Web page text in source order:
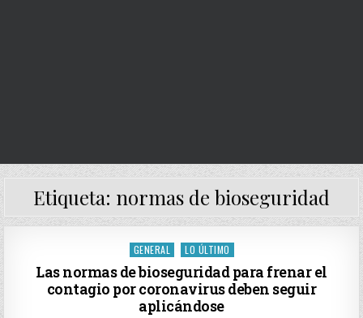
Etiqueta: normas de bioseguridad
Posted
in
GENERAL LO ÚLTIMO
Las normas de bioseguridad para frenar el
contagio por coronavirus deben seguir
aplicándose